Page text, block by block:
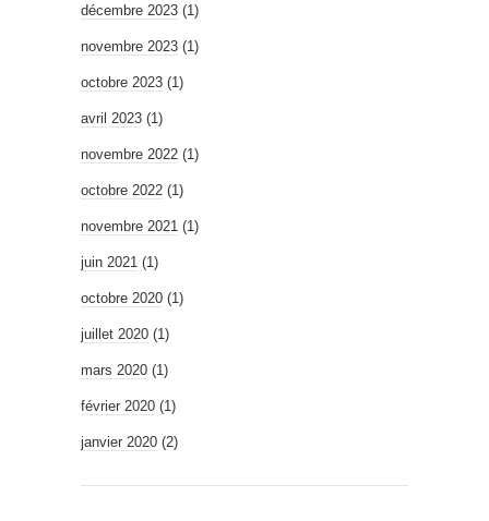
décembre 2023 (1)
novembre 2023 (1)
octobre 2023 (1)
avril 2023 (1)
novembre 2022 (1)
octobre 2022 (1)
novembre 2021 (1)
juin 2021 (1)
octobre 2020 (1)
juillet 2020 (1)
mars 2020 (1)
février 2020 (1)
janvier 2020 (2)